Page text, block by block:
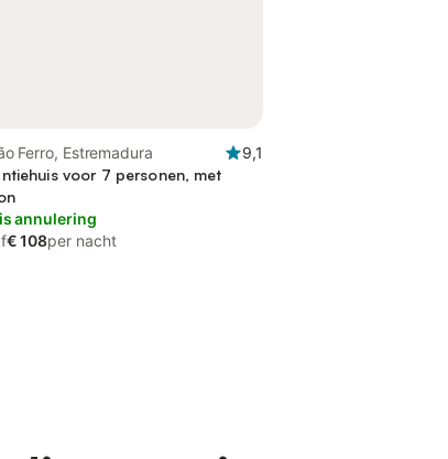
Ferro, Estremadura
9,1
voor 7 personen, met
annulering
€ 108per nacht